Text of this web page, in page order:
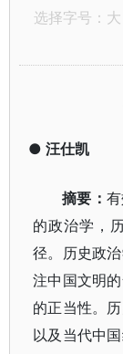
选择字号： 大
● 汪仕凯
摘要：
的政治学，
径。历史政
注中国文明
的正当性。
以及当代中